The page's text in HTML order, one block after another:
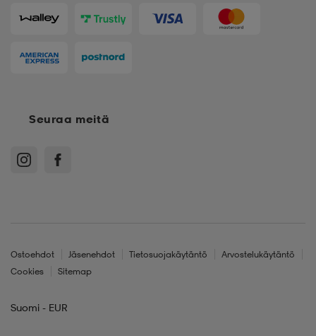
Seuraa meitä
Ostoehdot Jäsenehdot Tietosuojakäytäntö
Arvostelukäytäntö
Cookies
Sitemap
Suomi - EUR